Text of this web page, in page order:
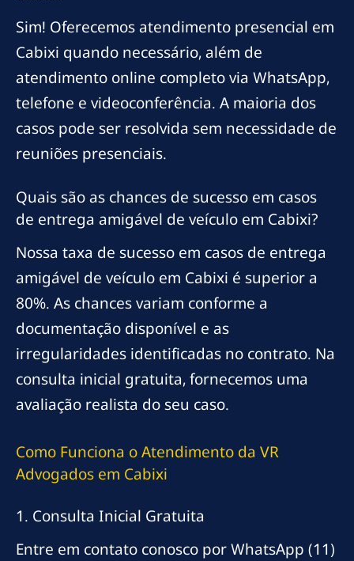
Sim! Oferecemos atendimento presencial em
Cabixi quando necessário, além de
atendimento online completo via WhatsApp,
telefone e videoconferência. A maioria dos
casos pode ser resolvida sem necessidade de
reuniões presenciais.
Quais são as chances de sucesso em casos
de entrega amigável de veículo em Cabixi?
Nossa taxa de sucesso em casos de entrega
amigável de veículo em Cabixi é superior a
80%. As chances variam conforme a
documentação disponível e as
irregularidades identificadas no contrato. Na
consulta inicial gratuita, fornecemos uma
avaliação realista do seu caso.
Como Funciona o Atendimento da VR
Advogados em Cabixi
1. Consulta Inicial Gratuita
Entre em contato conosco por WhatsApp (11)